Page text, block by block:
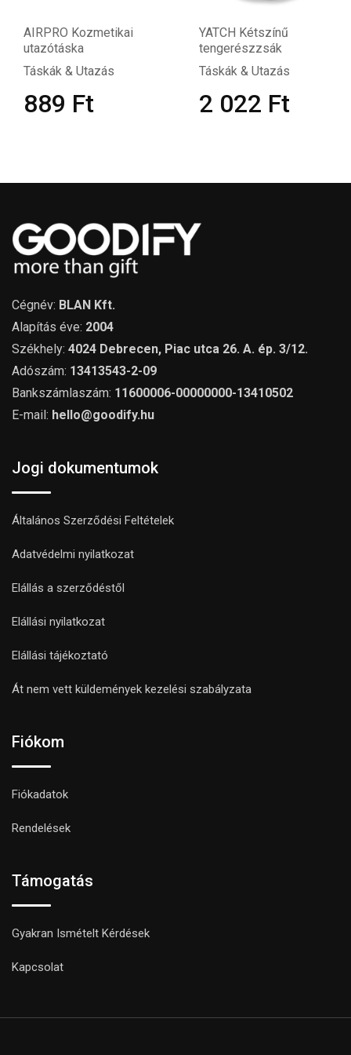
AIRPRO Kozmetikai
utazótáska
Táskák & Utazás
889 Ft
YATCH Kétszínű
tengerészzsák
Táskák & Utazás
2 022 Ft
Cégnév: BLAN Kft.
Alapítás éve: 2004
Székhely: 4024 Debrecen, Piac utca 26. A. ép. 3/12.
Adószám: 13413543-2-09
Bankszámlaszám: 11600006-00000000-13410502
E-mail: hello@goodify.hu
Jogi dokumentumok
Általános Szerződési Feltételek
Adatvédelmi nyilatkozat
Elállás a szerződéstől
Elállási nyilatkozat
Elállási tájékoztató
Át nem vett küldemények kezelési szabályzata
Fiókom
Fiókadatok
Rendelések
Támogatás
Gyakran Ismételt Kérdések
Kapcsolat